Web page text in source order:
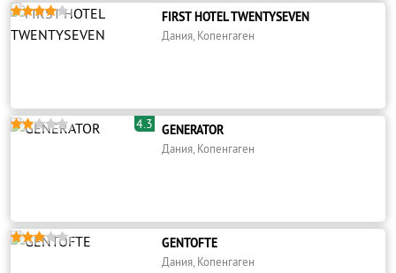
 FIRST HOTEL TWENTYSEVEN
Дания, Копенгаген
 4.3 GENERATOR
Дания, Копенгаген
 GENTOFTE
Дания, Копенгаген